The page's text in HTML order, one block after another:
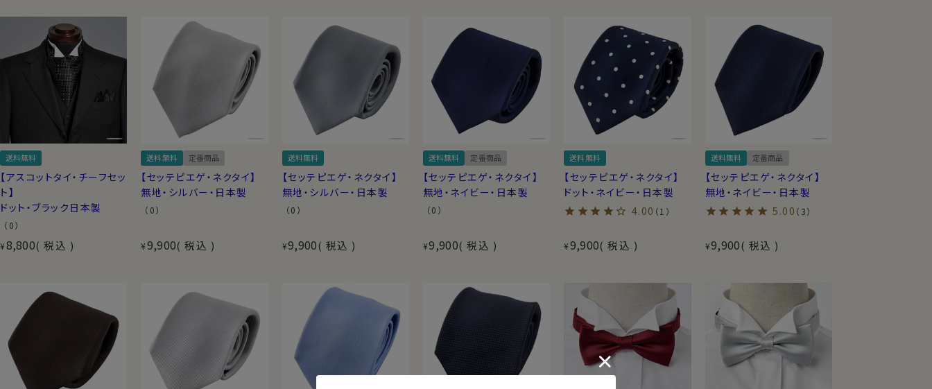
送料無料
【アスコットタイ・チーフセッ
ト】
ドット・ブラック日本製
（0）
¥8,800 税込
送料無料 定番商品
【セッテピエゲ・ネクタイ】
無地・シルバー・日本製
（0）
¥9,900 税込
送料無料
【セッテピエゲ・ネクタイ】
無地・シルバー・日本製
（0）
¥9,900 税込
送料無料 定番商品
【セッテピエゲ・ネクタイ】
無地・ネイビー・日本製
（0）
¥9,900 税込
送料無料
【セッテピエゲ・ネクタイ】
ドット・ネイビー・日本製
4.00 （1）
¥9,900 税込
送料無料 定番商品
【セッテピエゲ・ネクタイ】
無地・ネイビー・日本製
5.00 （3）
¥9,900 税込